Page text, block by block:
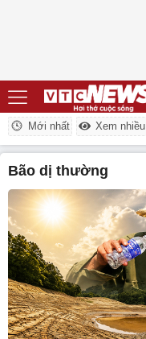
Mới nhất Xem nhiều
bão dị thường